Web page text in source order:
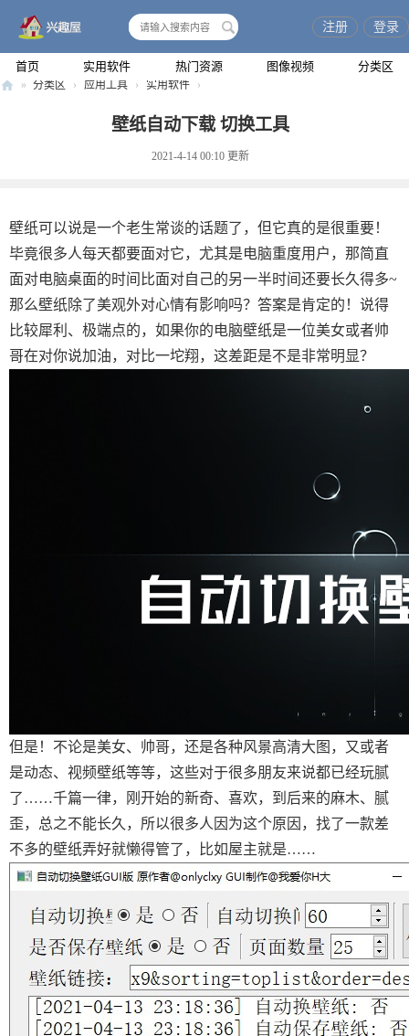
首页 实用软件 热门资源 图像视频 分类区
注册 登录
» 分类区 › 应用工具 › 实用软件 ›
壁纸自动下载 切换工具
2021-4-14 00:10 更新
壁纸可以说是一个老生常谈的话题了，但它真的是很重要！
毕竟很多人每天都要面对它，尤其是电脑重度用户，那简直
面对电脑桌面的时间比面对自己的另一半时间还要长久得多~
那么壁纸除了美观外对心情有影响吗？答案是肯定的！说得
比较犀利、极端点的，如果你的电脑壁纸是一位美女或者帅
哥在对你说加油，对比一坨翔，这差距是不是非常明显？
但是！不论是美女、帅哥，还是各种风景高清大图，又或者
是动态、视频壁纸等等，这些对于很多朋友来说都已经玩腻
了……千篇一律，刚开始的新奇、喜欢，到后来的麻木、腻
歪，总之不能长久，所以很多人因为这个原因，找了一款差
不多的壁纸弄好就懒得管了，比如屋主就是……